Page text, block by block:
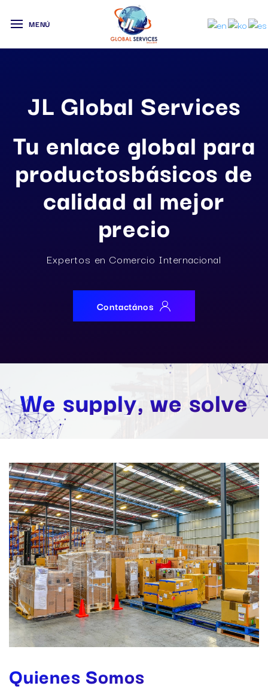
MENÚ
JL Global Services
Tu enlace global para
productosbásicos de
calidad al mejor
precio
Expertos en Comercio Internacional
Contactános
We supply, we solve
Quienes Somos